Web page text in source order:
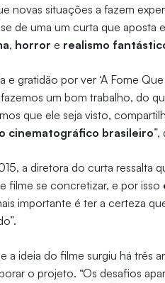
novas situações a fazem
de uma um curta que aposta
, horror e realismo
e gratidão por ver ‘A Fome
um bom trabalho, do
que ele seja visto,
cinematográfico brasileiro
a diretora do curta ressalta
filme se concretizar, e por isso
importante é ter a certeza
a ideia do filme surgiu há três
o projeto. “Os desafios